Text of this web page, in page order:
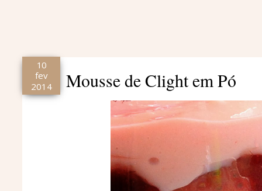
10
fev
2014
Mousse de Clight em Pó